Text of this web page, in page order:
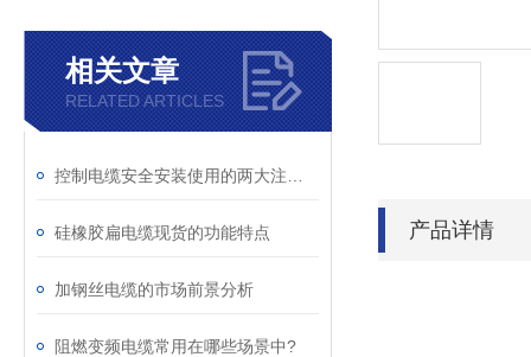
相关文章
RELATED ARTICLES
硅橡胶扁电缆现货的功能特点
加钢丝电缆的市场前景分析
阻燃变频电缆常用在哪些场景中?
产品详情